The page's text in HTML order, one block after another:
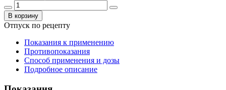
В корзину
Отпуск по рецепту
Показания к применению
Противопоказания
Способ применения и дозы
Подробное описание